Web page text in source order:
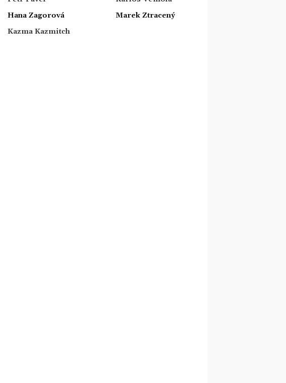
Hana Zagorová
Kazma Kazmitch
Marek Ztracený